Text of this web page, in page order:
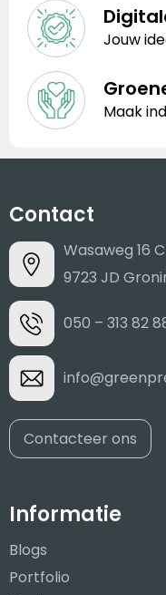
Jouw
Maak
Contact
Wasaweg 16 C
9723 JD
050 – 313 82
Contacteer ons
Informatie
Blogs
Portfolio